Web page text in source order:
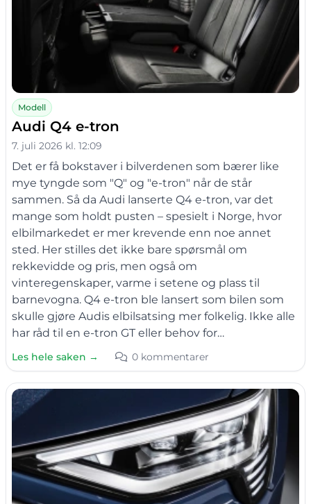
Modell
Audi Q4 e-tron
7. juli 2026 kl. 12:09
Det er få bokstaver i bilverdenen som bærer like
mye tyngde som "Q" og "e-tron" når de står
sammen. Så da Audi lanserte Q4 e-tron, var det
mange som holdt pusten – spesielt i Norge, hvor
elbilmarkedet er mer krevende enn noe annet
sted. Her stilles det ikke bare spørsmål om
rekkevidde og pris, men også om
vinteregenskaper, varme i setene og plass til
barnevogna. Q4 e-tron ble lansert som bilen som
skulle gjøre Audis elbilsatsing mer folkelig. Ikke alle
har råd til en e-tron GT eller behov for…
Les hele saken → 0 kommentarer